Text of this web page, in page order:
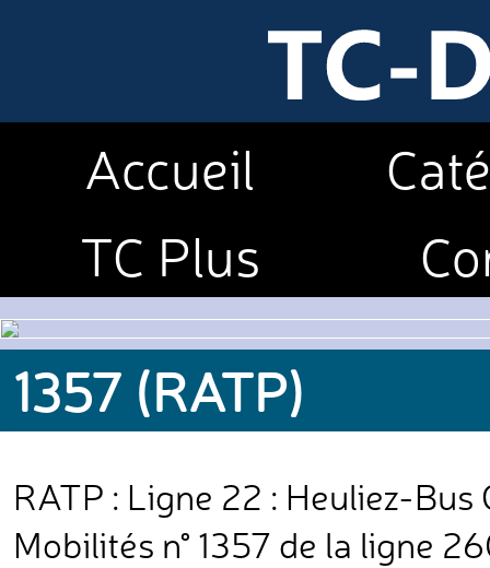
Accueil
TC Plus
1357 (RATP)
RATP : Ligne 22 : Heuliez-
Mobilités n° 1357 de la ligne